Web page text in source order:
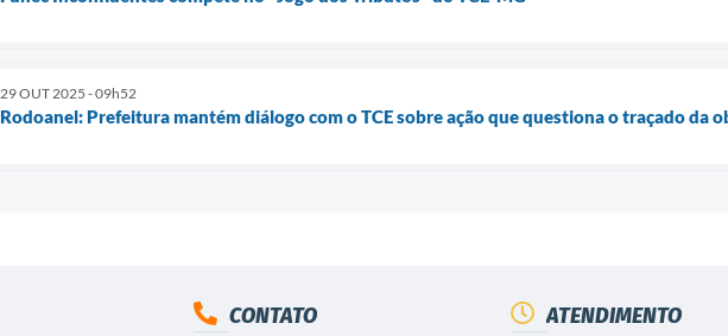
29 OUT 2025 - 09h52
Rodoanel: Prefeitura mantém diálogo com o TCE sobre ação que questiona o traçado da
CONTATO ATENDIMENTO